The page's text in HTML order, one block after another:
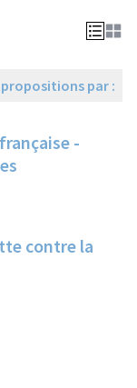
propositions par :
-
contre la